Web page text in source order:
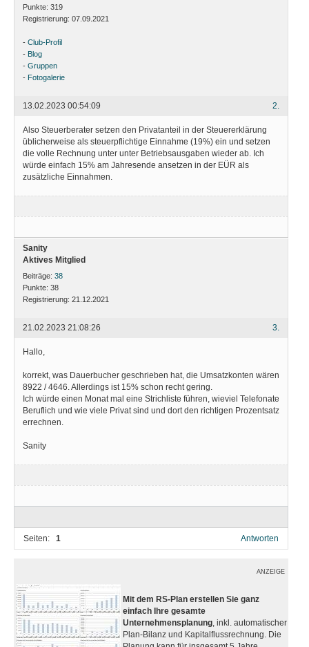
Punkte: 319
Registrierung: 07.09.2021
- Club-Profil
- Blog
- Gruppen
- Fotogalerie
2.
13.02.2023 00:54:09
Also Steuerberater setzen den Privatanteil in der Steuererklärung
üblicherweise als steuerpflichtige Einnahme (19%) ein und setzen
die volle Rechnung unter unter Betriebsausgaben wieder ab. Ich
würde einfach 15% am Jahresende ansetzen in der EÜR als
zusätzliche Einnahmen.
Sanity
Aktives Mitglied
Beiträge: 38
Punkte: 38
Registrierung: 21.12.2021
3.
21.02.2023 21:08:26
Hallo,
korrekt, was Dauerbucher geschrieben hat, die Umsatzkonten wären
8922 / 4646. Allerdings ist 15% schon recht gering.
Ich würde einen Monat mal eine Strichliste führen, wieviel Telefonate
Beruflich und wie viele Privat sind und dort den richtigen Prozentsatz
errechnen.
Sanity
Seiten: 1 Antworten
ANZEIGE
Mit dem RS-Plan erstellen Sie ganz
einfach Ihre gesamte
Unternehmensplanung , inkl. automatischer
Plan-Bilanz und Kapitalflussrechnung. Die